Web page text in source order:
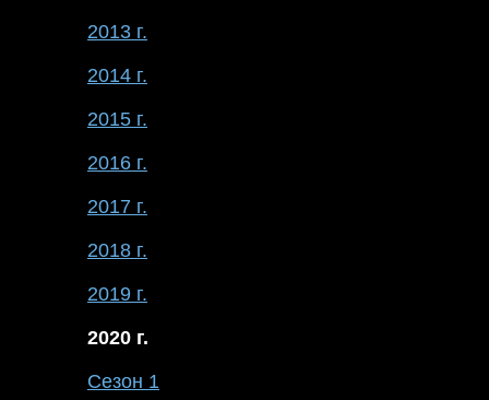
2013 г.
2014 г.
2015 г.
2016 г.
2017 г.
2018 г.
2019 г.
2020 г.
Сезон 1